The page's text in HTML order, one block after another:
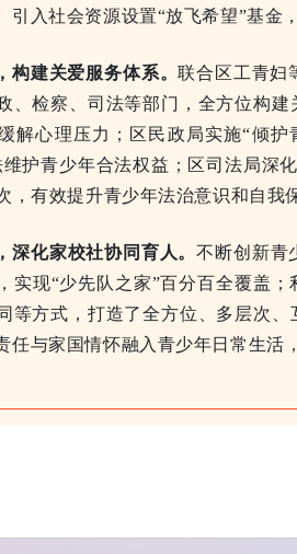
引入社会资源设置“放飞希望”基金
构建关爱服务体系。联合区工青妇
、检察、司法等部门，全方位构
解心理压力；区民政局实施“倾
维护青少年合法权益；区司法局深
，有效提升青少年法治意识和自我
深化家校社协同育人。不断创新青
实现“少先队之家”百分百全覆盖
等方式，打造了全方位、多层次
任与家国情怀融入青少年日常生活